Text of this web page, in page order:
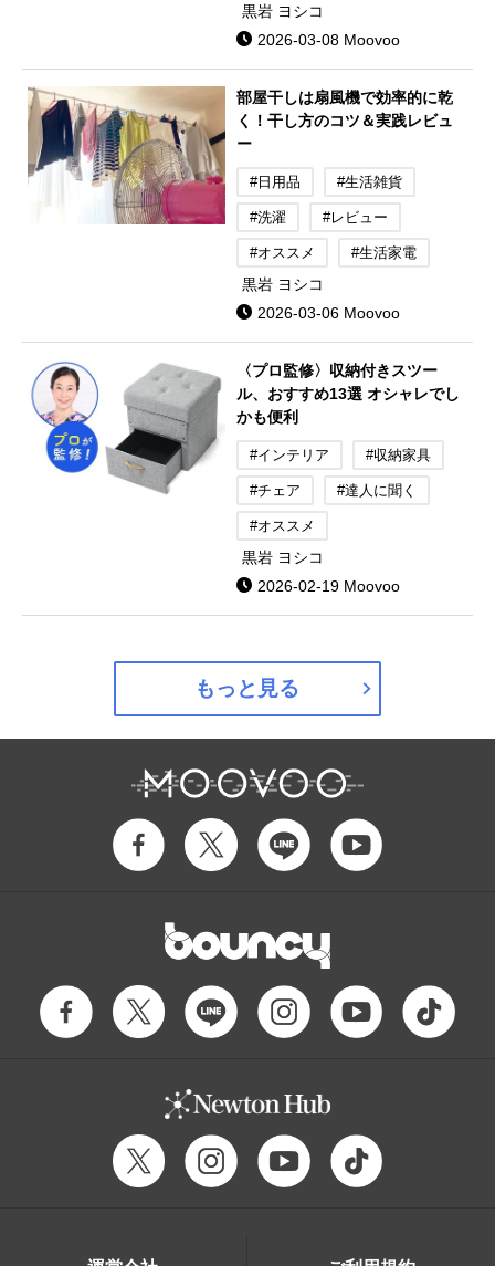
黒岩 ヨシコ
2026-03-08 Moovoo
部屋干しは扇風機で効率的に乾
く！干し方のコツ＆実践レビュ
ー
#日用品 #生活雑貨
#洗濯 #レビュー
#オススメ #生活家電
黒岩 ヨシコ
2026-03-06 Moovoo
〈プロ監修〉収納付きスツー
ル、おすすめ13選 オシャレでし
かも便利
#インテリア #収納家具
#チェア #達人に聞く
#オススメ
黒岩 ヨシコ
2026-02-19 Moovoo
もっと見る